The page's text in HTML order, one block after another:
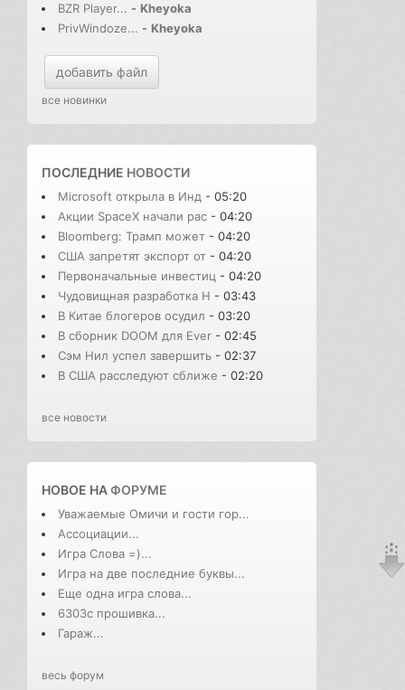
BZR Player... - Kheyoka
PrivWindoze... - Kheyoka
добавить файл
все новинки
ПОСЛЕДНИЕ НОВОСТИ
Microsoft открыла в Инд - 05:20
Акции SpaceX начали рас - 04:20
Bloomberg: Трамп может - 04:20
США запретят экспорт от - 04:20
Первоначальные инвестиц - 04:20
Чудовищная разработка H - 03:43
В Китае блогеров осудил - 03:20
В сборник DOOM для Ever - 02:45
Сэм Нил успел завершить - 02:37
В США расследуют сближе - 02:20
все новости
НОВОЕ НАФОРУМЕ
Уважаемые Омичи и гости гор...
Ассоциации...
Игра Слова =)...
Игра на две последние буквы...
Еще одна игра слова...
6303с прошивка...
Гараж...
весь форум